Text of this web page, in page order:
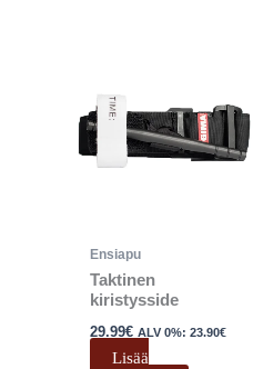
Ensiapu
Taktinen
kiristysside
29.99€ ALV 0%:23.90€
Lisää